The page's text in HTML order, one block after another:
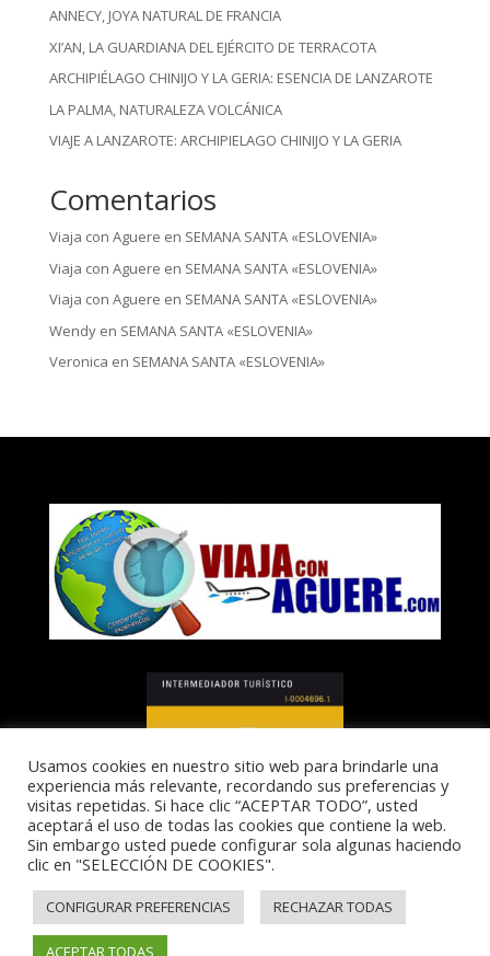
ANNECY, JOYA NATURAL DE FRANCIA
XI’AN, LA GUARDIANA DEL EJÉRCITO DE TERRACOTA
ARCHIPIÉLAGO CHINIJO Y LA GERIA: ESENCIA DE LANZAROTE
LA PALMA, NATURALEZA VOLCÁNICA
VIAJE A LANZAROTE: ARCHIPIELAGO CHINIJO Y LA GERIA
Comentarios
Viaja con Aguere en SEMANA SANTA «ESLOVENIA»
Viaja con Aguere en SEMANA SANTA «ESLOVENIA»
Viaja con Aguere en SEMANA SANTA «ESLOVENIA»
Wendyen SEMANA SANTA «ESLOVENIA»
Veronica en SEMANA SANTA «ESLOVENIA»
I-0004696.1
Usamos cookies en nuestro sitio web para brindarle una
experiencia más relevante, recordando sus preferencias y
visitas repetidas. Si hace clic “ACEPTAR TODO”, usted
aceptará el uso de todas las cookies que contiene la web.
Sin embargo usted puede configurar sola algunas haciendo
clic en "SELECCIÓN DE COOKIES".
CONFIGURAR PREFERENCIAS RECHAZAR TODAS
ACEPTAR TODAS